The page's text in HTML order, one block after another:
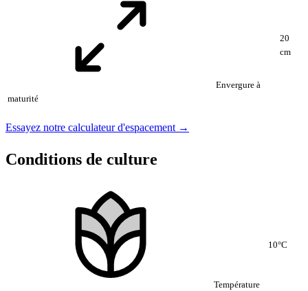
Envergure à
maturité
20
cm
Essayez notre calculateur d'espacement →
Conditions de culture
Température
10°C